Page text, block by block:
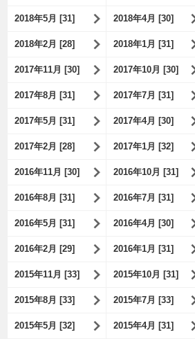
2018年5月 [31] 2018年4月 [30]
2018年2月 [28] 2018年1月 [31]
2017年11月 [30] 2017年10月 [30]
2017年8月 [31] 2017年7月 [31]
2017年5月 [31] 2017年4月 [30]
2017年2月 [28] 2017年1月 [32]
2016年11月 [30] 2016年10月 [31]
2016年8月 [31] 2016年7月 [31]
2016年5月 [31] 2016年4月 [30]
2016年2月 [29] 2016年1月 [31]
2015年11月 [33] 2015年10月 [31]
2015年8月 [33] 2015年7月 [33]
2015年5月 [32] 2015年4月 [31]